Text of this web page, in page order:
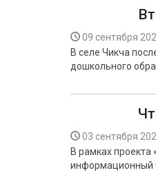
09 сентября
В селе Чикча
дошкольного
03 сентября
В рамках проекта
информационный